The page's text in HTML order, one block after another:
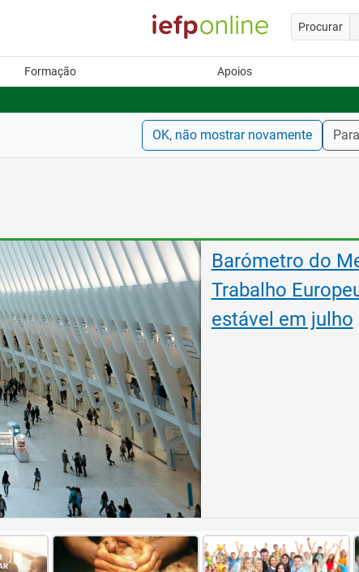
Procurar
Formação Apoios
OK, não mostrar novamente
Estágios na
para
Formação